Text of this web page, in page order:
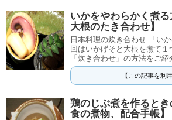
いかをやわらかく煮
大根のたき合わせ】
日本料理の炊き合わせ 「い
回はいかげそと大根を煮て
「炊き合わせ」の方法をご
【この記事を利
鶏のじぶ煮を作ると
食の煮物、配合手帳】